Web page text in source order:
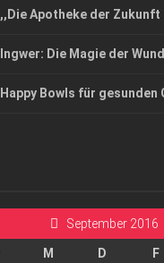
,,Die Apotheke der
Ingwer: Die Magie der
Happy Bowls für gesunden
September 2016
M D F